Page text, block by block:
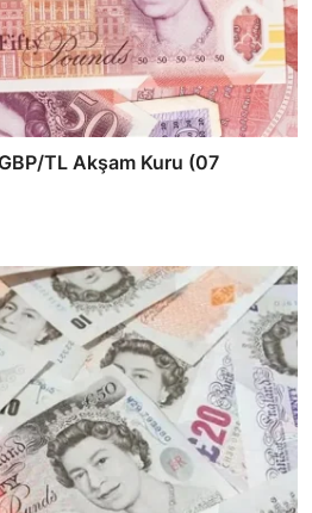
TL Akşam Kuru (07